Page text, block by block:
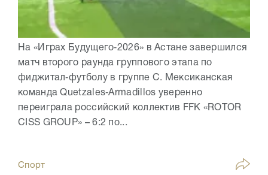
На «Играх Будущего‑2026» в Астане завершился
матч второго раунда группового этапа по
фиджитал‑футболу в группе C. Мексиканская
команда Quetzales‑Armadillos уверенно
переиграла российский коллектив FFK «ROTOR
CISS GROUP» – 6:2 по...
Спорт